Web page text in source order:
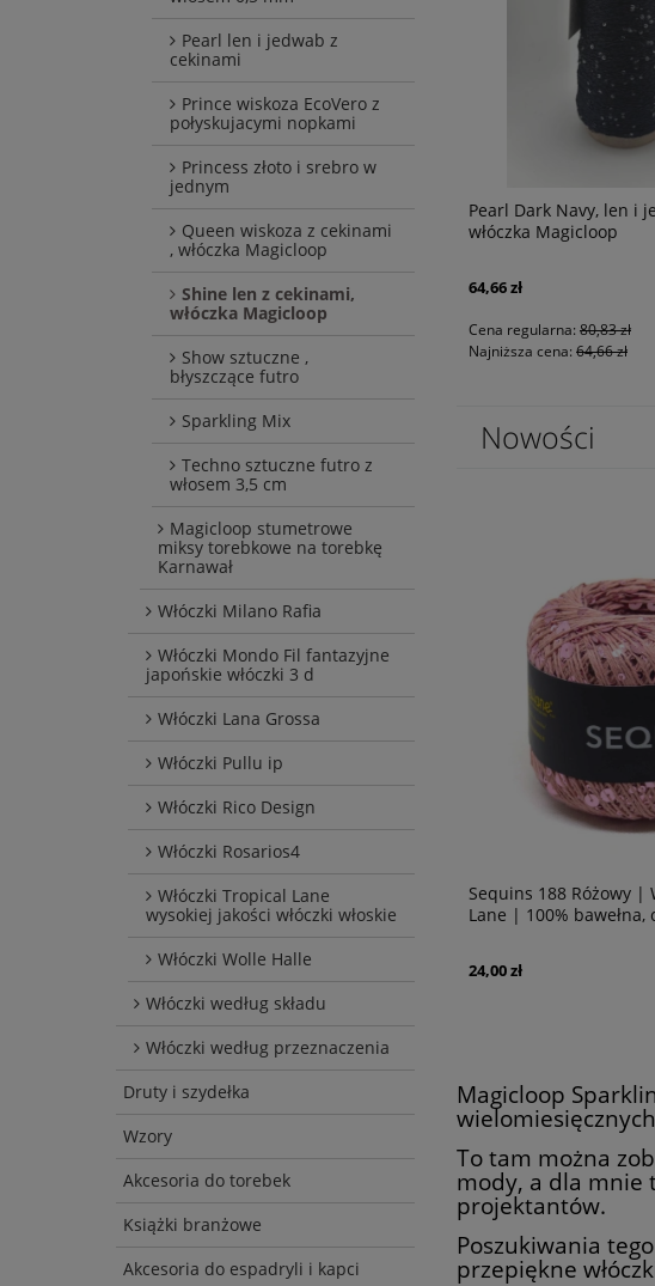
Pearl len i jedwab z
cekinami
Prince wiskoza EcoVero z
połyskujacymi nopkami
Princess złoto i srebro w
jednym
Queen wiskoza z cekinami
, włóczka Magicloop
Shine len z cekinami,
włóczka Magicloop
Show sztuczne ,
błyszczące futro
Sparkling Mix
Techno sztuczne futro z
włosem 3,5 cm
Magicloop stumetrowe
miksy torebkowe na torebkę
Karnawał
Włóczki Milano Rafia
Włóczki Mondo Fil fantazyjne
japońskie włóczki 3 d
Włóczki Lana Grossa
Włóczki Pullu ip
Włóczki Rico Design
Włóczki Rosarios4
Włóczki Tropical Lane
wysokiej jakości włóczki włoskie
Włóczki Wolle Halle
Włóczki według składu
Włóczki według przeznaczenia
Druty i szydełka
Wzory
Akcesoria do torebek
Książki branżowe
Akcesoria do espadryli i kapci
Pearl Ecru, len i jedwab z cekinami,
włóczka Magicloop
80,83 zł
Pearl Dark Navy, len i
włóczka Magicloop
64,66 zł
Cena regularna: 80,83 zł
Najniższa cena: 64,66 zł
Nowości
Sequins 189 Beżowy | Włóczka Tropical
Lane | 100% bawełna, cekiny
24,00 zł
Sequins 188 Różowy |
Lane | 100% bawełna,
24,00 zł
Magicloop
To tam można
mody, a dla mnie
projektantów.
Poszukiwania
przepiękne